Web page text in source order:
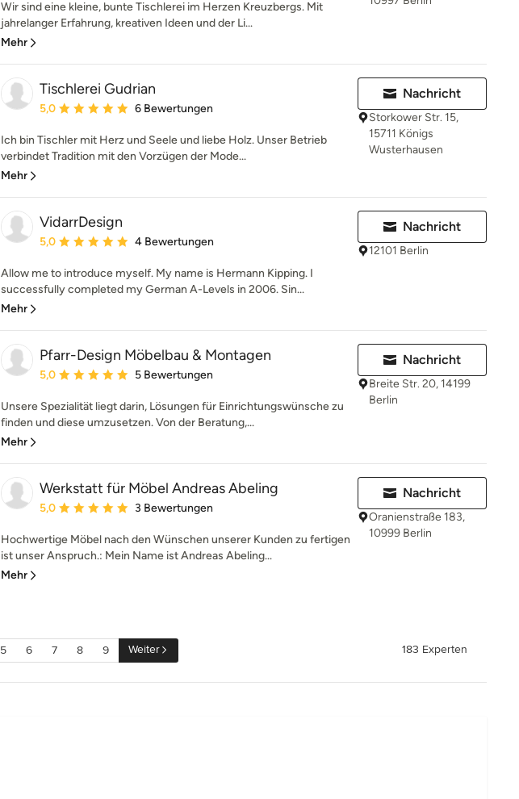
Wir sind eine kleine, bunte Tischlerei im Herzen Kreuzbergs. Mit
jahrelanger Erfahrung, kreativen Ideen und der Li...
Mehr
Tischlerei Gudrian
Durchschnittliche Bewertung: 5 von 5 Sternen
5,0 6 Bewertungen
Ich bin Tischler mit Herz und Seele und liebe Holz. Unser Betrieb
verbindet Tradition mit den Vorzügen der Mode...
Mehr
Nachricht
Storkower Str. 15,
15711 Königs
Wusterhausen
VidarrDesign
Durchschnittliche Bewertung: 5 von 5 Sternen
5,0 4 Bewertungen
Allow me to introduce myself. My name is Hermann Kipping. I
successfully completed my German A-Levels in 2006. Sin...
Mehr
Nachricht
12101 Berlin
Pfarr-Design Möbelbau & Montagen
Durchschnittliche Bewertung: 5 von 5 Sternen
5,0 5 Bewertungen
Unsere Spezialität liegt darin, Lösungen für Einrichtungswünsche zu
finden und diese umzusetzen. Von der Beratung,...
Mehr
Nachricht
Breite Str. 20, 14199
Berlin
Werkstatt für Möbel Andreas Abeling
Durchschnittliche Bewertung: 5 von 5 Sternen
5,0 3 Bewertungen
Hochwertige Möbel nach den Wünschen unserer Kunden zu fertigen
ist unser Anspruch.: Mein Name ist Andreas Abeling...
Mehr
Nachricht
Oranienstraße 183,
10999 Berlin
5 6 7 8 9 Weiter 183 Experten